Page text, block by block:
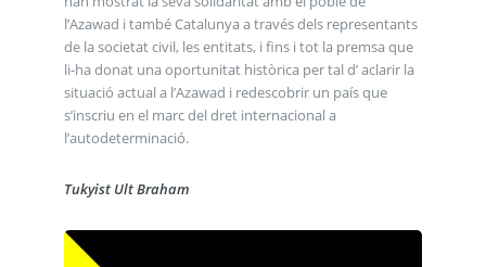
l’Azawad i també Catalunya a través dels representants
de la societat civil, les entitats, i fins i tot la premsa que
li-ha donat una oportunitat històrica per tal d’ aclarir la
situació actual a l’Azawad i redescobrir un país que
s’inscriu en el marc del dret internacional a
l’autodeterminació.
Tukyist Ult Braham